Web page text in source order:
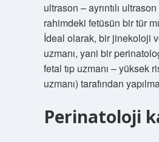
ultrason – ayrıntılı
rahimdeki fetüsün bir tür
İdeal olarak, bir jinekoloji
uzmanı, yani bir
fetal tıp uzmanı – yüksek
uzmanı) tarafından
Perinatoloji